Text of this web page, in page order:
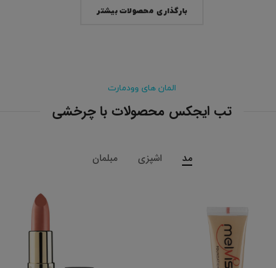
بارگذاری محصولات بیشتر
المان های وودمارت
تب ایجکس محصولات با چرخشی
مد اشپزی مبلمان